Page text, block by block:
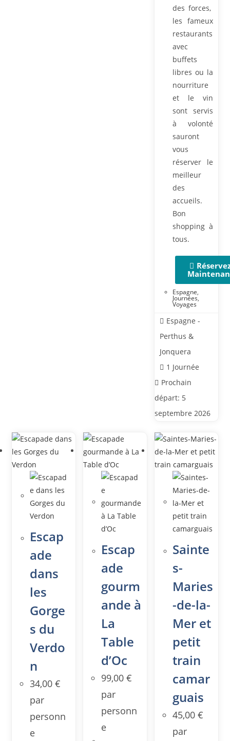
des forces,
les fameux
restaurants
avec
buffets
libres ou la
nourriture
et le vin
sont servis
à volonté
sauront
vous
réserver le
meilleur
des
accueils.
Bon
shopping à
tous.
Espagne,
Journées,
Voyages
Espagne -
Perthus &
Jonquera
1 Journée
Prochain
départ: 5
septembre 2026
Escap
ade
dans
les
Gorge
s du
Verdo
n
34,00€
par
personn
e
Escap
ade
gourm
ande à
La
Table
d’Oc
99,00 €
par
personn
e
Sainte
s-
Maries
-de-la-
Mer et
petit
train
camar
guais
45,00 €
par